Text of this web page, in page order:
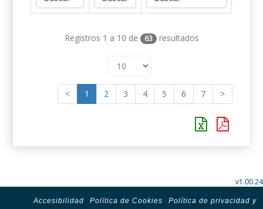
Registros 1 a 10 de 63 resultados
< 1 2 3 4 5 6 7 >
v1.00.24
Accesibilidad Política de Cookies
Política de privacidad y